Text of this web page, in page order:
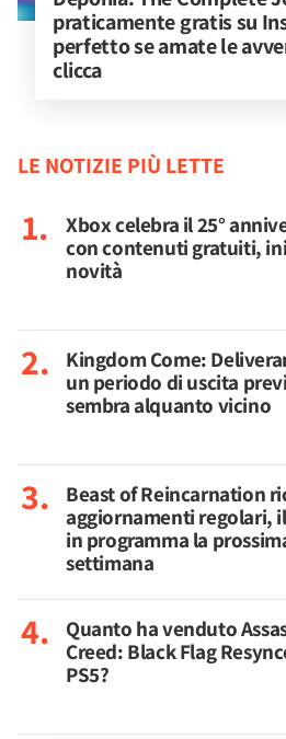
praticamente gratis su
perfetto se amate le
clicca
LE NOTIZIE PIÙ LETTE
Xbox celebra il 25°
con contenuti gratuiti,
novità
Kingdom Come:
un periodo di uscita
sembra alquanto vicino
Beast of Reincarnation
aggiornamenti regolari,
in programma la
settimana
Quanto ha venduto
Creed: Black Flag
PS5?